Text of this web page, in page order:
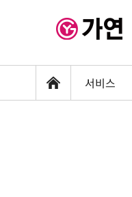
홈 서비스